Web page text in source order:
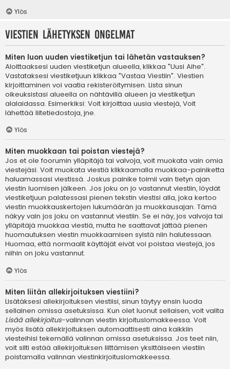
Ylös
Viestien lähetyksen ongelmat
Miten luon uuden viestiketjun tai lähetän vastauksen?
Aloittaaksesi uuden viestiketjun alueella, klikkaa "Uusi Aihe".
Vastataksesi viestiketjuun klikkaa "Vastaa Viestiin". Viestien
kirjoittaminen voi vaatia rekisteröitymisen. Lista sinun
oikeuksistasi alueella on nähtävillä alueen ja viestiketjun
alalaidassa. Esimerkiksi: Voit kirjoittaa uusia viestejä, Voit
lähettää liitetiedostoja, jne.
Ylös
Miten muokkaan tai poistan viestejä?
Jos et ole foorumin ylläpitäjä tai valvoja, voit muokata vain omia
viestejäsi. Voit muokata viestiä klikkaamalla muokkaa-painiketta
haluamassasi viestissä. Joskus painike toimii vain tietyn ajan
viestin luomisen jälkeen. Jos joku on jo vastannut viestiin, löydät
viestiketjuun palatessasi pienen tekstin viestisi alla, joka kertoo
viestin muokkauskertojen lukumäärän ja muokkausajan. Tämä
näkyy vain jos joku on vastannut viestiin. Se ei näy, jos valvoja tai
ylläpitäjä muokkaa viestiä, mutta he saattavat jättää pienen
huomautuksen viestin muokkaamisen syistä niin halutessaan.
Huomaa, että normaalit käyttäjät eivät voi poistaa viestejä, jos
niihin on joku vastannut.
Ylös
Miten liitän allekirjoituksen viestiini?
Lisätäksesi allekirjoituksen viestiisi, sinun täytyy ensin luoda
sellainen omissa asetuksissa. Kun olet luonut sellaisen, voit valita
Lisää allekirjoitus-valinnan viestin kirjoituslomakkeessa. Voit
myös lisätä allekirjoituksen automaattisesti aina kaikkiin
viesteihisi tekemällä valinnan omissa asetuksissa. Jos teet niin,
voit silti estää allekirjoituksen liittämisen yksittäiseen viestiin
poistamalla valinnan viestinkirjoituslomakkeessa.